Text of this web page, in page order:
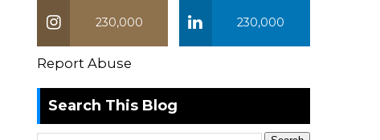
230,000
230,000
Report Abuse
Search This Blog